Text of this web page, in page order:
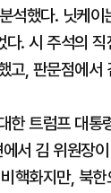
석했다. 닛케
다. 시 주석의
고, 판문점에
한 트럼프 대
서 김 위원장
핵화지만, 북